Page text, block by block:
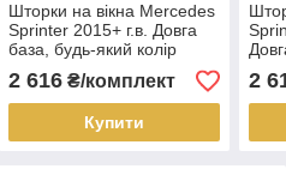
Шторки на вікна Mercedes
Sprinter 2015+ г.в. Довга
база, будь-який колір
2 616₴/комплект
Купити
2